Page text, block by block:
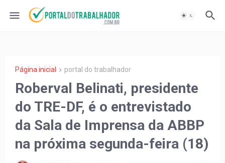
Página inicial portal do trabalhador
Roberval Belinati, presidente
do TRE-DF, é o entrevistado
da Sala de Imprensa da ABBP
na próxima segunda-feira (18)